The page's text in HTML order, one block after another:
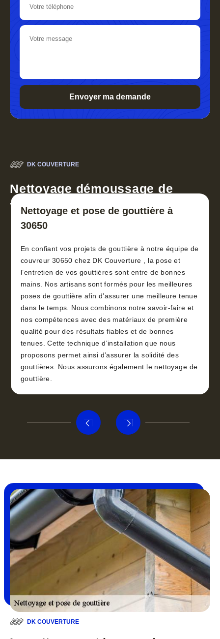
DK COUVERTURE
Nettoyage démoussage de
toiture 30
Nettoyage et pose de gouttière à
30650
En confiant vos projets de gouttière à notre équipe de
couvreur 30650 chez DK Couverture , la pose et
l’entretien de vos gouttières sont entre de bonnes
mains. Nos artisans sont formés pour les meilleures
poses de gouttière afin d’assurer une meilleure tenue
dans le temps. Nous combinons notre savoir-faire et
nos compétences avec des matériaux de première
qualité pour des résultats fiables et de bonnes
tenues. Cette technique d’installation que nous
proposons permet ainsi d’assurer la solidité des
gouttières. Nous assurons également le nettoyage de
gouttière.
DK COUVERTURE